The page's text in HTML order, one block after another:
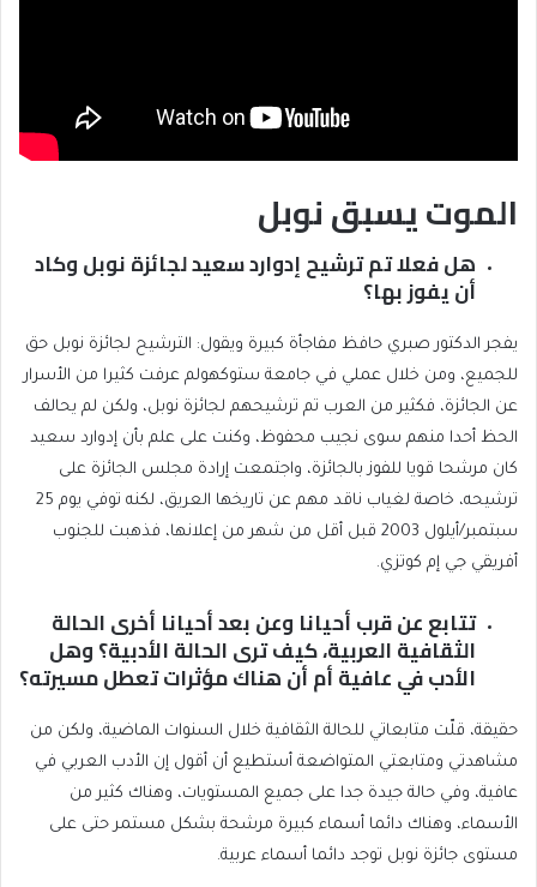
الموت يسبق نوبل
هل فعلا تم ترشيح إدوارد سعيد لجائزة نوبل وكاد
أن يفوز بها؟
يفجر الدكتور صبري حافظ مفاجأة كبيرة ويقول: الترشيح لجائزة نوبل حق
للجميع، ومن خلال عملي في جامعة ستوكهولم عرفت كثيرا من الأسرار
عن الجائزة، فكثير من العرب تم ترشيحهم لجائزة نوبل، ولكن لم يحالف
الحظ أحدا منهم سوى نجيب محفوظ، وكنت على علم بأن إدوارد سعيد
كان مرشحا قويا للفوز بالجائزة، واجتمعت إرادة مجلس الجائزة على
ترشيحه، خاصة لغياب ناقد مهم عن تاريخها العريق، لكنه توفي يوم 25
سبتمبر/أيلول 2003 قبل أقل من شهر من إعلانها، فذهبت للجنوب
أفريقي جي إم كوتزي.
تتابع عن قرب أحيانا وعن بعد أحيانا أخرى الحالة
الثقافية العربية، كيف ترى الحالة الأدبية؟ وهل
الأدب في عافية أم أن هناك مؤثرات تعطل مسيرته؟
حقيقة، قلّت متابعاتي للحالة الثقافية خلال السنوات الماضية، ولكن من
مشاهدتي ومتابعتي المتواضعة أستطيع أن أقول إن الأدب العربي في
عافية، وفي حالة جيدة جدا على جميع المستويات، وهناك كثير من
الأسماء، وهناك دائما أسماء كبيرة مرشحة بشكل مستمر حتى على
مستوى جائزة نوبل توجد دائما أسماء عربية.